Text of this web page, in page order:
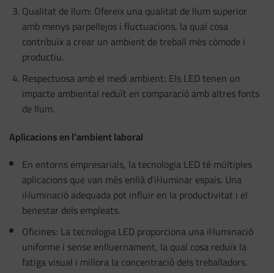
Qualitat de llum: Ofereix una qualitat de llum superior
amb menys parpellejos i fluctuacions, la qual cosa
contribuïx a crear un ambient de treball més còmode i
productiu.
Respectuosa amb el medi ambient: Els LED tenen un
impacte ambiental reduït en comparació amb altres fonts
de llum.
Aplicacions en l’ambient laboral
En entorns empresarials, la tecnologia LED té múltiples
aplicacions que van més enllà d’il·luminar espais. Una
il·luminació adequada pot influir en la productivitat i el
benestar dels empleats.
Oficines: La tecnologia LED proporciona una il·luminació
uniforme i sense enlluernament, la qual cosa reduïx la
fatiga visual i millora la concentració dels treballadors.